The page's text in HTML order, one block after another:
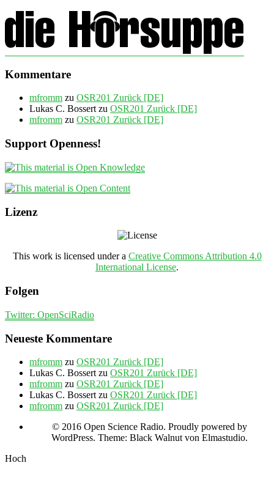
Kommentare
mfromm zu OSR201 Zurück [DE]
Lukas C. Bossertzu OSR201 Zurück [DE]
mfromm zu OSR201 Zurück [DE]
Support Openness!
Lizenz
This work is licensed under a Creative Commons Attribution 4.0
International License.
Folgen
Twitter: OpenSciRadio
Neueste Kommentare
mfromm zu OSR201 Zurück [DE]
Lukas C. Bossert zu OSR201 Zurück [DE]
mfromm zu OSR201 Zurück [DE]
Lukas C. Bossert zu OSR201 Zurück [DE]
mfromm zu OSR201 Zurück [DE]
© 2016 Open Science Radio. Proudly powered by
WordPress. Theme: Black Walnut von Elmastudio.
Hoch